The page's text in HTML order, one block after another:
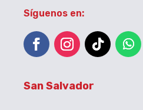
Síguenos en:
San Salvador